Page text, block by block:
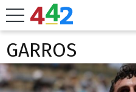
GARROS